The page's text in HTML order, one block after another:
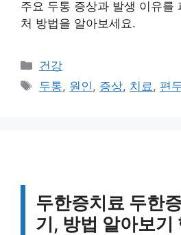
주요 두통 증상과 발생 이유를
처 방법을 알아보세요.
카
테
건강
태
두통, 원인, 증상, 치료, 편
두한증치료 두한
기, 방법 알아보기